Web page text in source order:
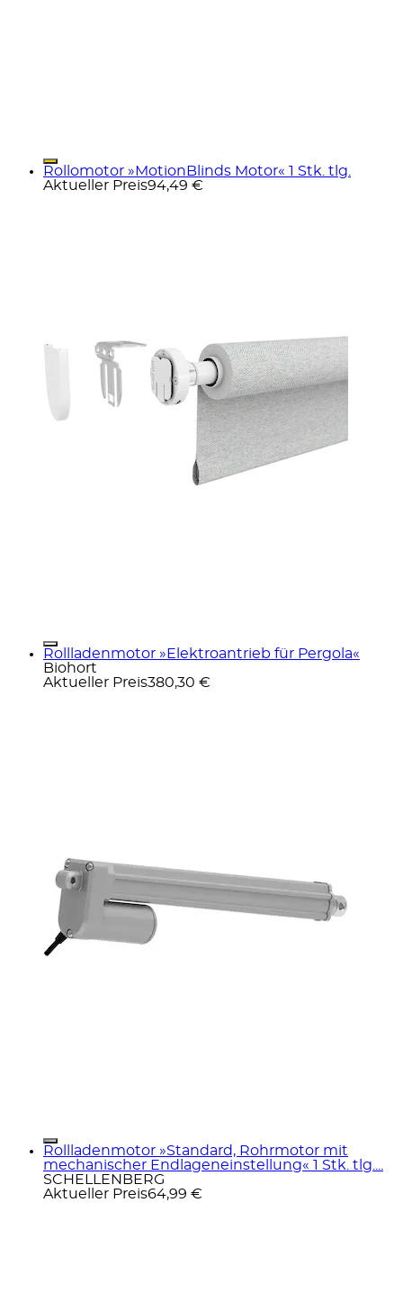
Rollomotor »MotionBlinds Motor« 1 Stk. tlg.
Aktueller Preis94,49 €
Rollladenmotor »Elektroantrieb für Pergola«
Biohort
Aktueller Preis380,30 €
Rollladenmotor »Standard, Rohrmotor mit
mechanischer Endlageneinstellung« 1 Stk. tlg....
SCHELLENBERG
Aktueller Preis64,99 €